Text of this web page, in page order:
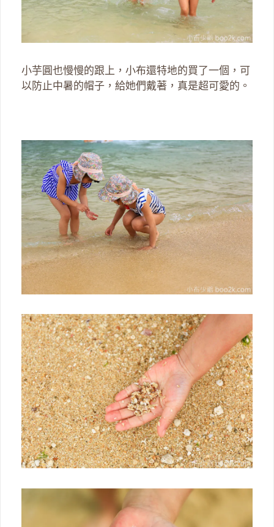
小芋圓也慢慢的跟上，小布還特地的買了一個，可
以防止中暑的帽子，給她們戴著，真是超可愛的。